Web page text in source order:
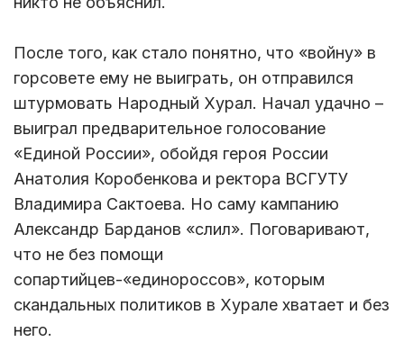
После того, как стало понятно, что «войну» в
горсовете ему не выиграть, он отправился
штурмовать Народный Хурал. Начал удачно –
выиграл предварительное голосование
«Единой России», обойдя героя России
Анатолия Коробенкова и ректора ВСГУТУ
Владимира Сактоева. Но саму кампанию
Александр Барданов «слил». Поговаривают,
что не без помощи
сопартийцев-«единороссов», которым
скандальных политиков в Хурале хватает и без
него.